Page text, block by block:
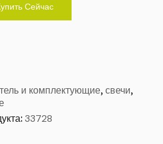
Сейчас
и комплектующие,свечи,
33728